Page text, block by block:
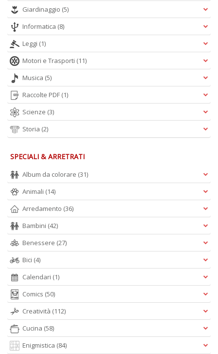
Giardinaggio (5)
Informatica (8)
Leggi (1)
Motori e Trasporti (11)
Musica (5)
Raccolte PDF (1)
Scienze (3)
Storia (2)
SPECIALI & ARRETRATI
Album da colorare (31)
Animali (14)
Arredamento (36)
Bambini (42)
Benessere (27)
Bici (4)
Calendari (1)
Comics (50)
Creatività (112)
Cucina (58)
Enigmistica (84)